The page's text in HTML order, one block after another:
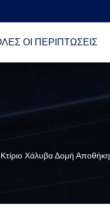
ΟΙ ΠΕΡΙΠΤΏΣΕΙΣ
Χάλυβα Δομή Αποθήκη